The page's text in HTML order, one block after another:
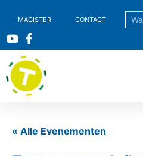
MAGISTER CONTACT
« Alle Evenementen